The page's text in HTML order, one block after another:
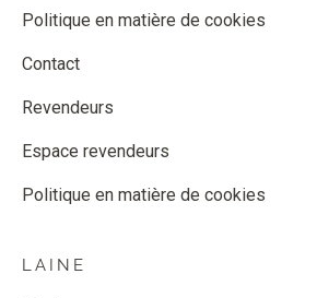
Politique en matière de cookies
Contact
Revendeurs
Espace revendeurs
Politique en matière de cookies
LAINE